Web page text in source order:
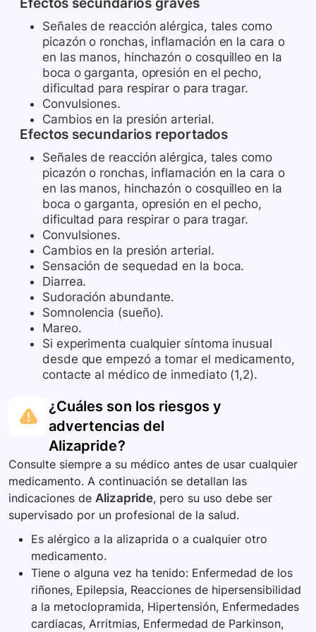
Efectos secundarios graves
Señales de reacción alérgica, tales como
picazón o ronchas, inflamación en la cara o
en las manos, hinchazón o cosquilleo en la
boca o garganta, opresión en el pecho,
dificultad para respirar o para tragar.
Convulsiones.
Cambios en la presión arterial.
Efectos secundarios reportados
Señales de reacción alérgica, tales como
picazón o ronchas, inflamación en la cara o
en las manos, hinchazón o cosquilleo en la
boca o garganta, opresión en el pecho,
dificultad para respirar o para tragar.
Convulsiones.
Cambios en la presión arterial.
Sensación de sequedad en la boca.
Diarrea.
Sudoración abundante.
Somnolencia (sueño).
Mareo.
Si experimenta cualquier síntoma inusual
desde que empezó a tomar el medicamento,
contacte al médico de inmediato (1,2).
¿Cuáles son los riesgos y
advertencias del
Alizapride?
Consulte siempre a su médico antes de usar cualquier
medicamento. A continuación se detallan las
indicaciones de Alizapride, pero su uso debe ser
supervisado por un profesional de la salud.
Es alérgico a la alizaprida o a cualquier otro
medicamento.
Tiene o alguna vez ha tenido: Enfermedad de los
riñones, Epilepsia, Reacciones de hipersensibilidad
a la metoclopramida, Hipertensión, Enfermedades
cardiacas, Arritmias, Enfermedad de Parkinson,